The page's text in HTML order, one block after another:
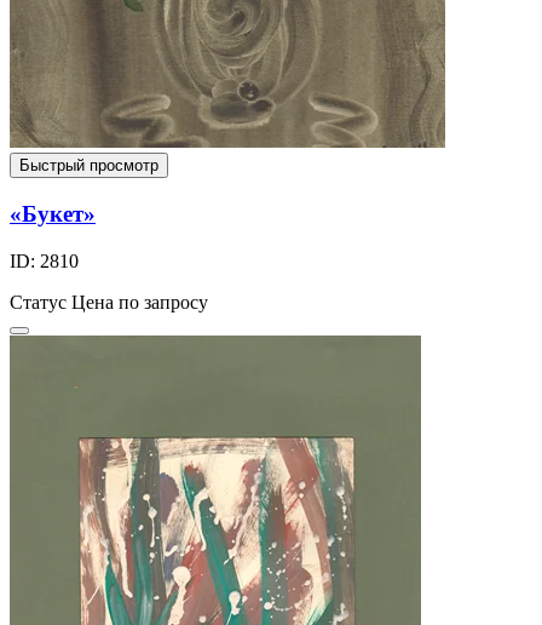
Быстрый просмотр
«Букет»
ID: 2810
Статус Цена по запросу